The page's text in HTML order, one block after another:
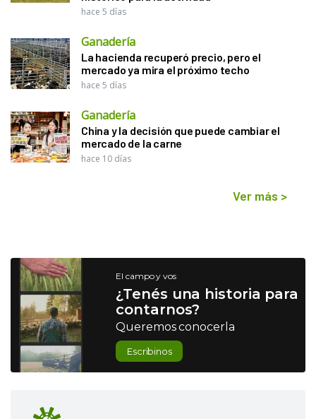
hace 5 días
Ganadería
La hacienda recuperó precio, pero el
mercado ya mira el próximo techo
hace 5 días
Ganadería
China y la decisión que puede cambiar el
mercado de la carne
hace 10 días
Ver más >
El campo y vos
¿Tenés una historia para
contarnos?
Queremos conocerla
Escribinos